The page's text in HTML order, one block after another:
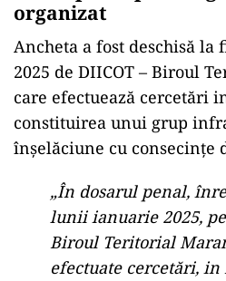
organizat
Ancheta a fost deschisă
2025 de DIICOT – Biroul
care efectuează cercetări
constituirea unui grup
înșelăciune cu consecințe
„În dosarul penal,
lunii ianuarie 2025,
Biroul Teritorial
efectuate cercetări,